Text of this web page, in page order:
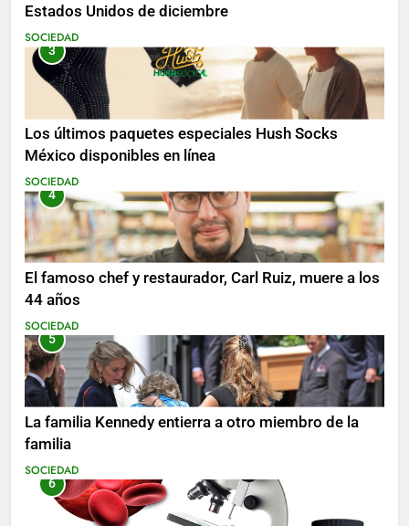
Estados Unidos de diciembre
SOCIEDAD
3
Los últimos paquetes especiales Hush Socks
México disponibles en línea
SOCIEDAD
4
El famoso chef y restaurador, Carl Ruiz, muere a los
44 años
SOCIEDAD
5
La familia Kennedy entierra a otro miembro de la
familia
SOCIEDAD
6